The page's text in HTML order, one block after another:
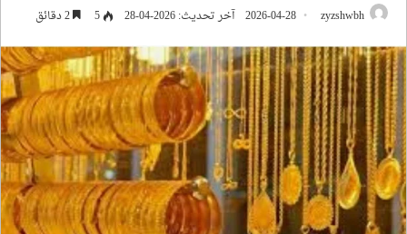
zyzshwbh
2026-04-28 آخر تحديث: 2026-04-28 5